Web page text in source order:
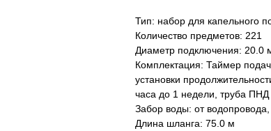
Тип: набор для капельного
Количество предметов: 221
Диаметр подключения: 20.0
Комплектация: Таймер
установки
часа до 1 недели, труба
Забор воды: от водопровода,
Длина шланга: 75.0 м